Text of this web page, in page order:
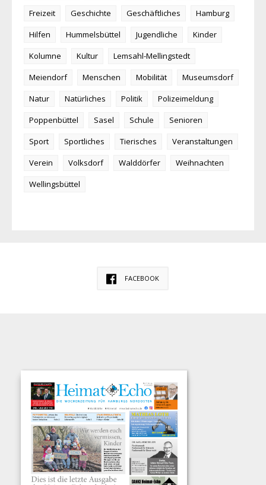
Freizeit
Geschichte Geschäftliches
Hamburg
Hilfen
Hummelsbüttel Jugendliche
Kinder
Kolumne
Kultur
Lemsahl-Mellingstedt
Meiendorf
Menschen Mobilität
Museumsdorf
Natur
Natürliches Politik
Polizeimeldung
Poppenbüttel
Sasel Schule
Senioren
Sport
Sportliches Tierisches
Veranstaltungen
Verein
Volksdorf Walddörfer
Weihnachten
Wellingsbüttel
FACEBOOK